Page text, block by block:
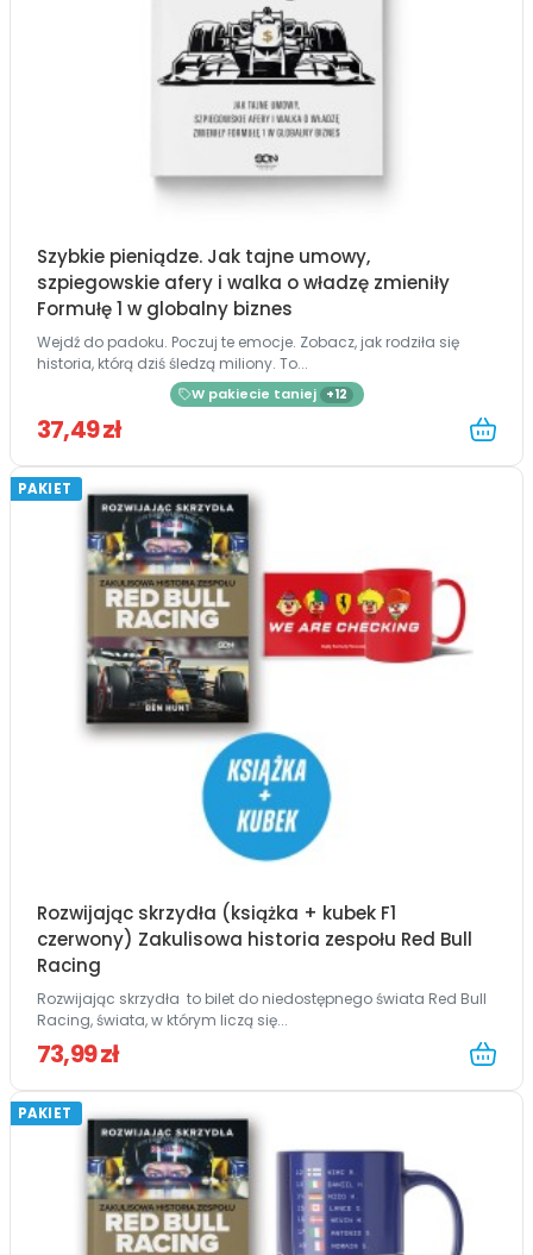
Szybkie pieniądze. Jak tajne umowy,
szpiegowskie afery i walka o władzę zmieniły
Formułę 1 w globalny biznes
Wejdź do padoku. Poczuj te emocje. Zobacz, jak rodziła się
historia, którą dziś śledzą miliony. To...
W pakiecie taniej +12
37,49 zł
PAKIET
Rozwijając skrzydła (książka + kubek F1
czerwony) Zakulisowa historia zespołu Red Bull
Racing
Rozwijając skrzydła to bilet do niedostępnego świata Red Bull
Racing, świata, w którym liczą się...
73,99 zł
PAKIET